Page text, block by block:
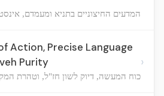
המדעים החיצוניים בתניא ומעמדם,
Action, Precise Language
Purity
כוח המעשה, דיוק לשון חז"ל, וטהרת
›